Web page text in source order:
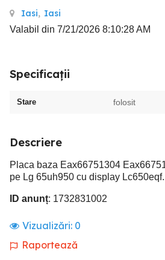
Iasi, Iasi
Valabil din 7/21/2026 8:10:28 AM
Specificații
Stare folosit
Descriere
Placa baza Eax66751304
pe Lg 65uh950 cu display Lc650eqf.
ID anunț: 1732831002
Vizualizări: 0
Raportează